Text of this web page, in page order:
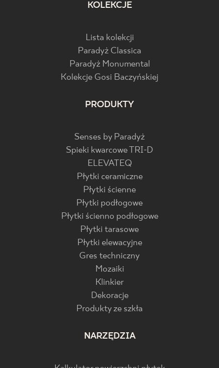
KOLEKCJE
Lista kolekcji
Paradyż Classica
Paradyż Monumental
Kolekcje Gosi Baczyńskiej
PRODUKTY
Senses by Paradyż
Spieki kwarcowe TRI-D
ELEVATEQ
Płytki ceramiczne
Płytki ścienne
Płytki podłogowe
Płytki ścienno podłogowe
Płytki tarasowe
Płytki elewacyjne
Gres techniczny
Mozaiki
Klinkier
Dekoracje
Produkty ze szkła
NARZĘDZIA